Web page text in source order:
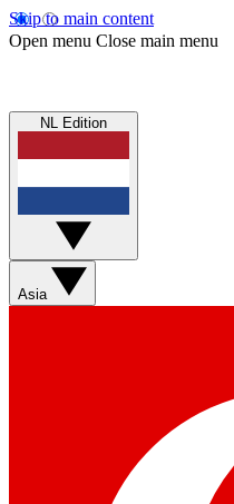
Skip to main content
Open menu Close main menu
NL Edition
Asia